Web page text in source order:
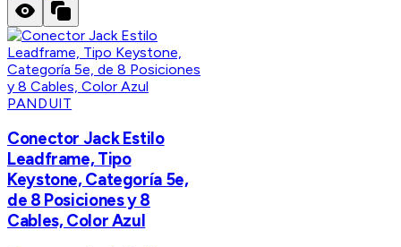
PANDUIT
Conector Jack Estilo
Leadframe, Tipo
Keystone, Categoría 5e,
de 8 Posiciones y 8
Cables, Color Azul